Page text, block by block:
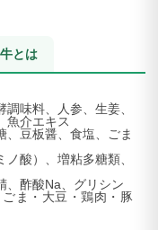
とは
味料、人参、生姜、
魚介エキス
豆板醤、食塩、ごま
酸）、増粘多糖類、
酢酸Na、グリシン
ま・大豆・鶏肉・豚